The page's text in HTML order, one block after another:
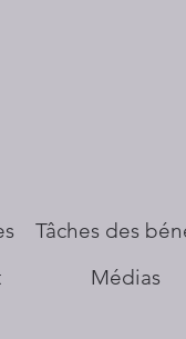
Tâches des
Médias